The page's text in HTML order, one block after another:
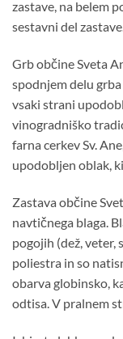
zastave, na belem
sestavni del
Grb občine Sveta
spodnjem delu grba
vsaki strani
vinogradniško
farna cerkev Sv.
upodobljen oblak,
Zastava občine
navtičnega blaga.
pogojih (dež, veter,
poliestra in so
obarva globinsko,
odtisa. V pralnem